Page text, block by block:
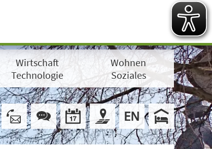
Wirtschaft
Technologie
Wohnen
Soziales